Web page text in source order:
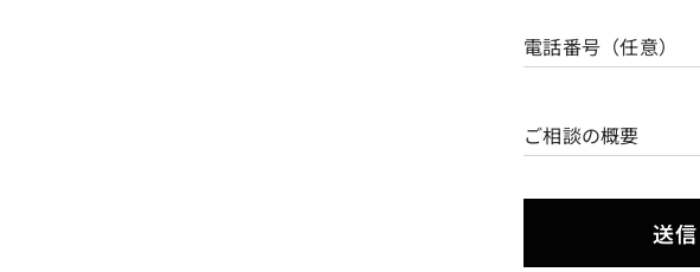
電話番号（任意）
ご相談の概要
送信